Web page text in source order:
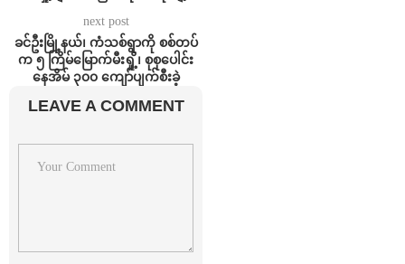
next post
ခင်ဦးမြို့နယ်၊ ကံသစ်ရွာကို စစ်တပ်
က ၅ ကြိမ်မြောက်မီးရှို့၊ စုစုပေါင်း
နေအိမ် ၃၀၀ ကျော်ပျက်စီးခဲ့
LEAVE A COMMENT